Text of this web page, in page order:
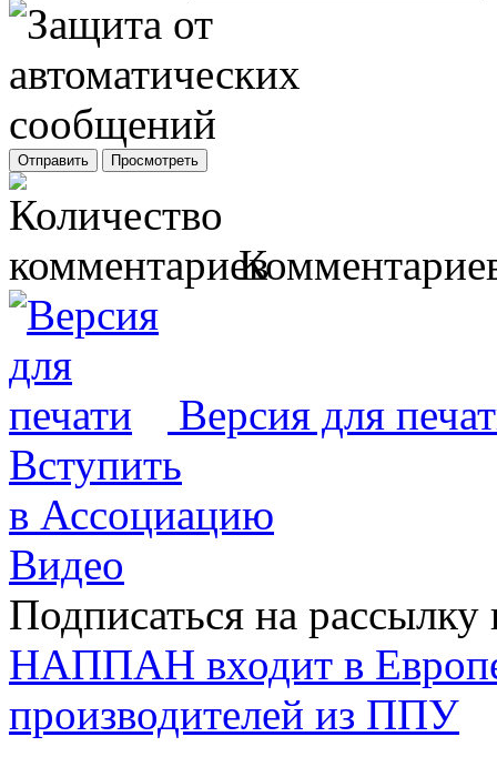
Версия для
Вступить
в Ассоциацию
Видео
Подписаться на рассылку
НАППАН входит в
производителей из ППУ